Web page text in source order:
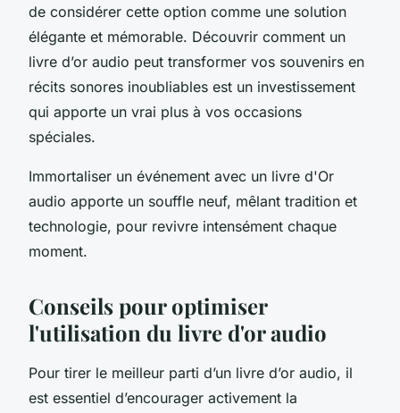
de considérer cette option comme une solution
élégante et mémorable. Découvrir comment un
livre d’or audio peut transformer vos souvenirs en
récits sonores inoubliables est un investissement
qui apporte un vrai plus à vos occasions
spéciales.
Immortaliser un événement avec un livre d'Or
audio apporte un souffle neuf, mêlant tradition et
technologie, pour revivre intensément chaque
moment.
Conseils pour optimiser
l'utilisation du livre d'or audio
Pour tirer le meilleur parti d’un livre d’or audio, il
est essentiel d’encourager activement la